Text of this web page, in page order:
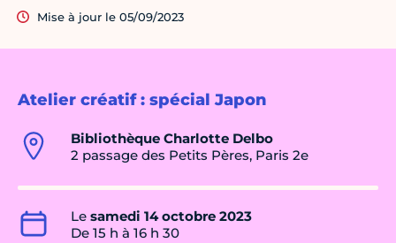
Atelier créatif : spécial Japon
Bibliothèque Charlotte Delbo
2 passage des Petits Pères, Paris 2e
Le samedi 14 octobre 2023
De 15 h à 16 h 30
Mise à jour le 05/09/2023